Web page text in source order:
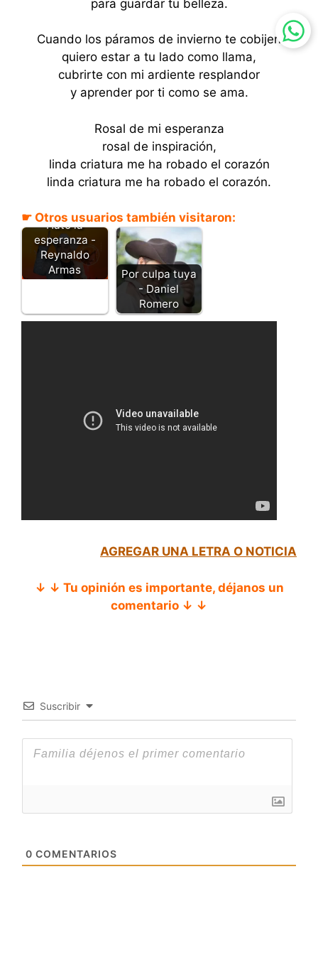
para guardar tu belleza.
Cuando los páramos de invierno te cobijen
quiero estar a tu lado como llama,
cubrirte con mi ardiente resplandor
y aprender por ti como se ama.
Rosal de mi esperanza
rosal de inspiración,
linda criatura me ha robado el corazón
linda criatura me ha robado el corazón.
☛ Otros usuarios también visitaron:
Hato la
esperanza -
Reynaldo
Armas
Por culpa tuya
- Daniel
Romero
AGREGAR UNA LETRA O NOTICIA
↓ ↓ Tu opinión es importante, déjanos un
comentario ↓ ↓
Suscribir
0 COMENTARIOS